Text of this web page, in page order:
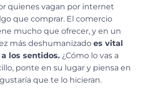
quienes vagan por internet
que comprar. El comercio
mucho que ofrecer, y en un
más deshumanizado es vital
los sentidos.¿Cómo lo vas a
ponte en su lugar y piensa en
que te lo hicieran.